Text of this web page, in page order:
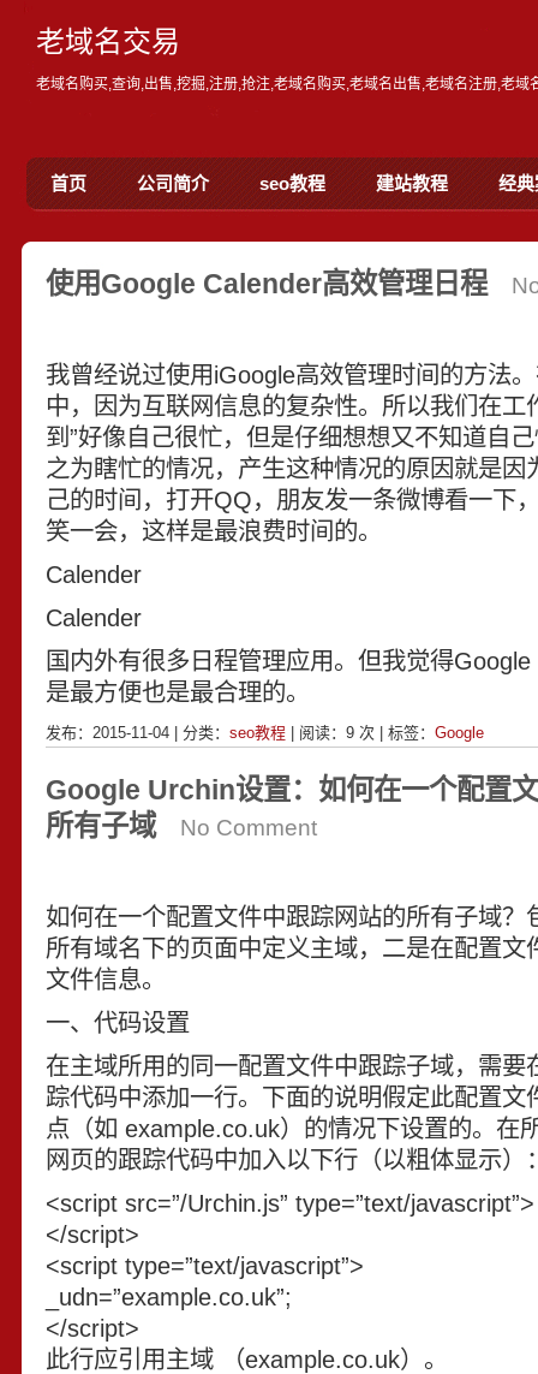
老域名交易
老域名购买,查询,出售,挖掘,注册,抢注,老域名购买,老域名出售,老域名注册,老域
首页 公司简介 seo教程 建站教程 经典
使用Google Calender高效管理日程
我曾经说过使用iGoogle高效管理时间的方法
中，因为互联网信息的复杂性。所以我们在工
到”好像自己很忙，但是仔细想想又不知道自
之为瞎忙的情况，产生这种情况的原因就是因
己的时间，打开QQ，朋友发一条微博看一下
笑一会，这样是最浪费时间的。
Calender
Calender
国内外有很多日程管理应用。但我觉得
是最方便也是最合理的。
发布：2015-11-04 | 分类： seo教程| 阅读： 9 次 | 标签： Google
Google Urchin设置：如何在一个配置
所有子域
No Comment
如何在一个配置文件中跟踪网站的所有子域？
所有域名下的页面中定义主域，二是在配置文
文件信息。
一、代码设置
在主域所用的同一配置文件中跟踪子域，需要
踪代码中添加一行。下面的说明假定此配置文
点（如 example.co.uk）的情况下设置的。在
网页的跟踪代码中加入以下行（以粗体显示）
<script src=”/Urchin.js” type=”text/javascript”>
</script>
<script type=”text/javascript”>
_udn=”example.co.uk”;
</script>
此行应引用主域 （example.co.uk）。